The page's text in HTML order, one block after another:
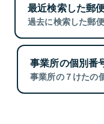
最近検索した郵
過去に検索した郵
事業所の個別番
事業所の７けたの